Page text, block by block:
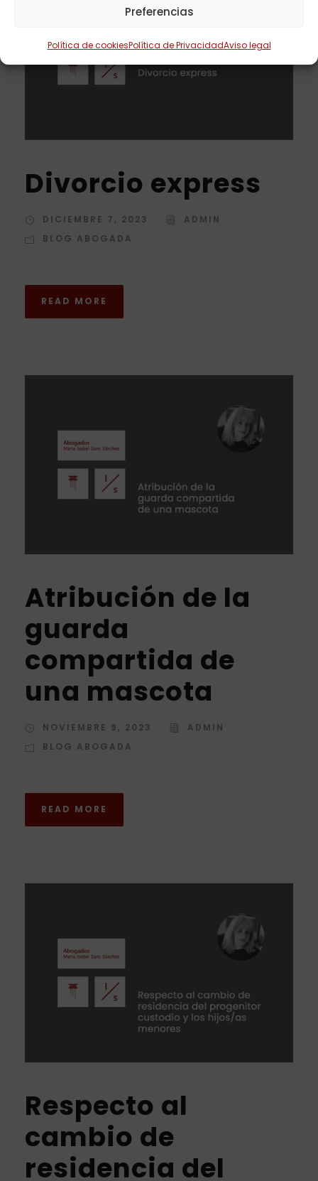
Preferencias
Política de cookiesPolítica de PrivacidadAviso legal
Divorcio express
DICIEMBRE 7, 2023
ADMIN
BLOG ABOGADA
READ MORE
Atribución de la
guarda
compartida de
una mascota
NOVIEMBRE 9, 2023
ADMIN
BLOG ABOGADA
READ MORE
Respecto al
cambio de
residencia del